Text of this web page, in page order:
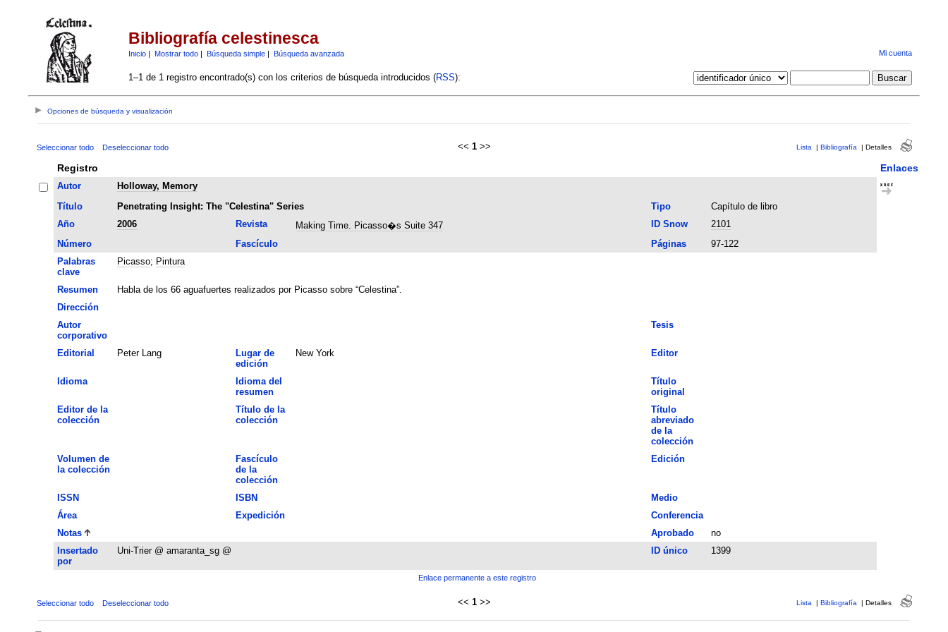
Bibliografía celestinesca
Inicio| Mostrar todo| Búsqueda simple| Búsqueda avanzada Mi cuenta
1–1 de 1 registro encontrado(s) con los criterios de búsqueda introducidos (RSS):
Opciones de búsqueda y visualización
Seleccionar todo Deseleccionar todo << 1 >> Lista | Bibliografía | Detalles
Registro Enlaces
Autor
Holloway, Memory
Título
Penetrating Insight: The "Celestina" Series Tipo
Capítulo de libro
Año
2006 Revista Making Time. Picasso�s Suite 347 ID Snow
2101
Número
Fascículo Páginas
97-122
Palabras
clave
Picasso; Pintura
Resumen
Habla de los 66 aguafuertes realizados por Picasso sobre “Celestina”.
Dirección
Autor
corporativo
Tesis
Editorial Peter Lang
Lugar de
edición
New York Editor
Idioma
Idioma del
resumen
Título
original
Editor de la
colección
Título de la
colección
Título
abreviado
de la
colección
Volumen de
la colección
Fascículo
de la
colección
Edición
ISSN ISBN
Medio
Área
Expedición
Conferencia
Notas
Aprobado
no
Insertado
por
Uni-Trier @ amaranta_sg @ ID único 1399
Enlace permanente a este registro
Seleccionar todo Deseleccionar todo << 1 >> Lista | Bibliografía | Detalles